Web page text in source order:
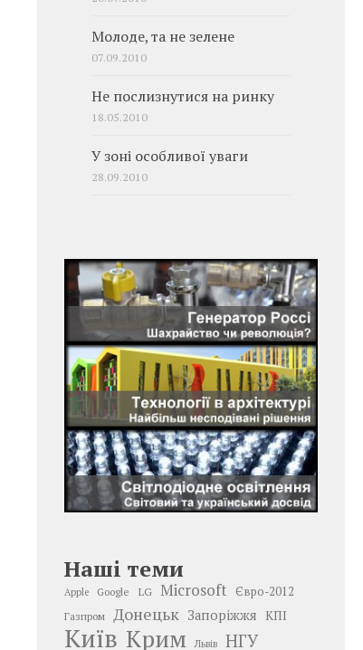
Молоде, та не зелене
07.09.2010
Не послизнутися на ринку
18.05.2010
У зоні особливої уваги
28.09.2010
Наші теми
Apple Google LG Microsoft Євро-2012
Газпром Донецьк Запоріжжя КПІ
Київ Крим Львів
НГУ